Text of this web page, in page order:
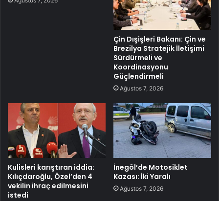
Çin Dışişleri Bakanı: Çin ve
Brezilya Stratejik İletişimi
Sürdürmeli ve
Koordinasyonu
Güçlendirmeli
Ağustos 7, 2026
Kulisleri karıştıran iddia:
Kılıçdaroğlu, Özel’den 4
vekilin ihraç edilmesini
istedi
İnegöl’de Motosiklet
Kazası: İki Yaralı
Ağustos 7, 2026